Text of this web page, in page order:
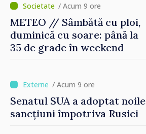
/ Acum 9 ore
METEO // Sâmbătă cu ploi,
duminică cu soare: până la
35 de grade în weekend
/ Acum 9 ore
Senatul SUA a adoptat noile
sancțiuni împotriva Rusiei